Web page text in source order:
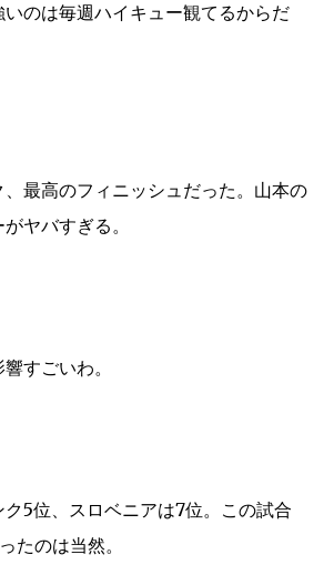
いのは毎週ハイキュー観てるからだ
、最高のフィニッシュだった。山本の
ヤバすぎる。
すごいわ。
ク5位、スロベニアは7位。この試合
たのは当然。